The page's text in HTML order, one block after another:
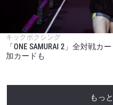
キックボクシング
「ONE SAMURAI 2」全対戦
加カードも
もっ